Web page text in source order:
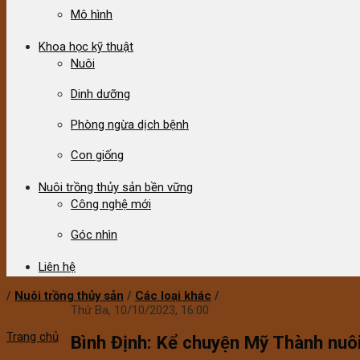
Mô hình
Khoa học kỹ thuật
Nuôi
Dinh dưỡng
Phòng ngừa dịch bệnh
Con giống
Nuôi trồng thủy sản bền vững
Công nghệ mới
Góc nhìn
Liên hệ
/ Nuôi trồng thủy sản / Các loại khác /
Trang chủ
Thứ Ba, 10/10/2023, 16:00
Bình Định: Kể chuyện Mỹ Thành